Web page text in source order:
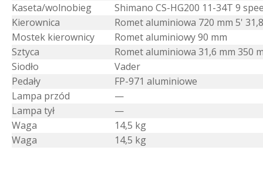
Kaseta/wolnobieg
Shimano CS-HG200 11-34T 9
Kierownica
Romet aluminiowa 720 mm 5'
Mostek kierownicy
Romet aluminiowy 90 mm
Sztyca
Romet aluminiowa 31,6 mm 350
Siodło
Vader
Pedały
FP-971 aluminiowe
Lampa przód
—
Lampa tył
—
Waga
14,5 kg
Waga
14,5 kg